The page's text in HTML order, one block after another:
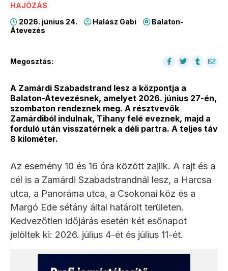
HAJÓZÁS
2026. június 24.
Halász Gabi
Balaton-
Átevezés
Megosztás:
A Zamárdi Szabadstrand lesz a központja a
Balaton-Átevezésnek, amelyet 2026. június 27-én,
szombaton rendeznek meg. A résztvevők
Zamárdiból indulnak, Tihany felé eveznek, majd a
forduló után visszatérnek a déli partra. A teljes táv
8 kilométer.
Az esemény 10 és 16 óra között zajlik. A rajt és a
cél is a Zamárdi Szabadstrandnál lesz, a Harcsa
utca, a Panoráma utca, a Csokonai köz és a
Margó Ede sétány által határolt területen.
Kedvezőtlen időjárás esetén két esőnapot
jelöltek ki: 2026. július 4-ét és július 11-ét.